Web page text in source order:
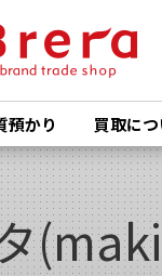
預かり 買取につ